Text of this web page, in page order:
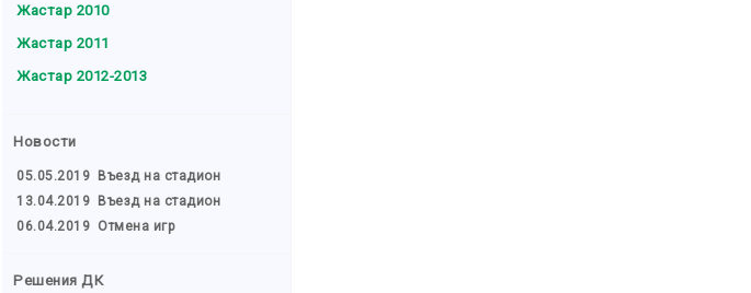
Жастар 2010
Жастар 2011
Жастар 2012-2013
Новости
05.05.2019
Въезд на стадион
13.04.2019
Въезд на стадион
06.04.2019 Отмена игр
Решения ДК